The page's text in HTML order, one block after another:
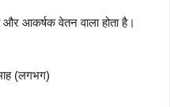
और आकर्षक वेतन वाला होता है।
(लगभग)